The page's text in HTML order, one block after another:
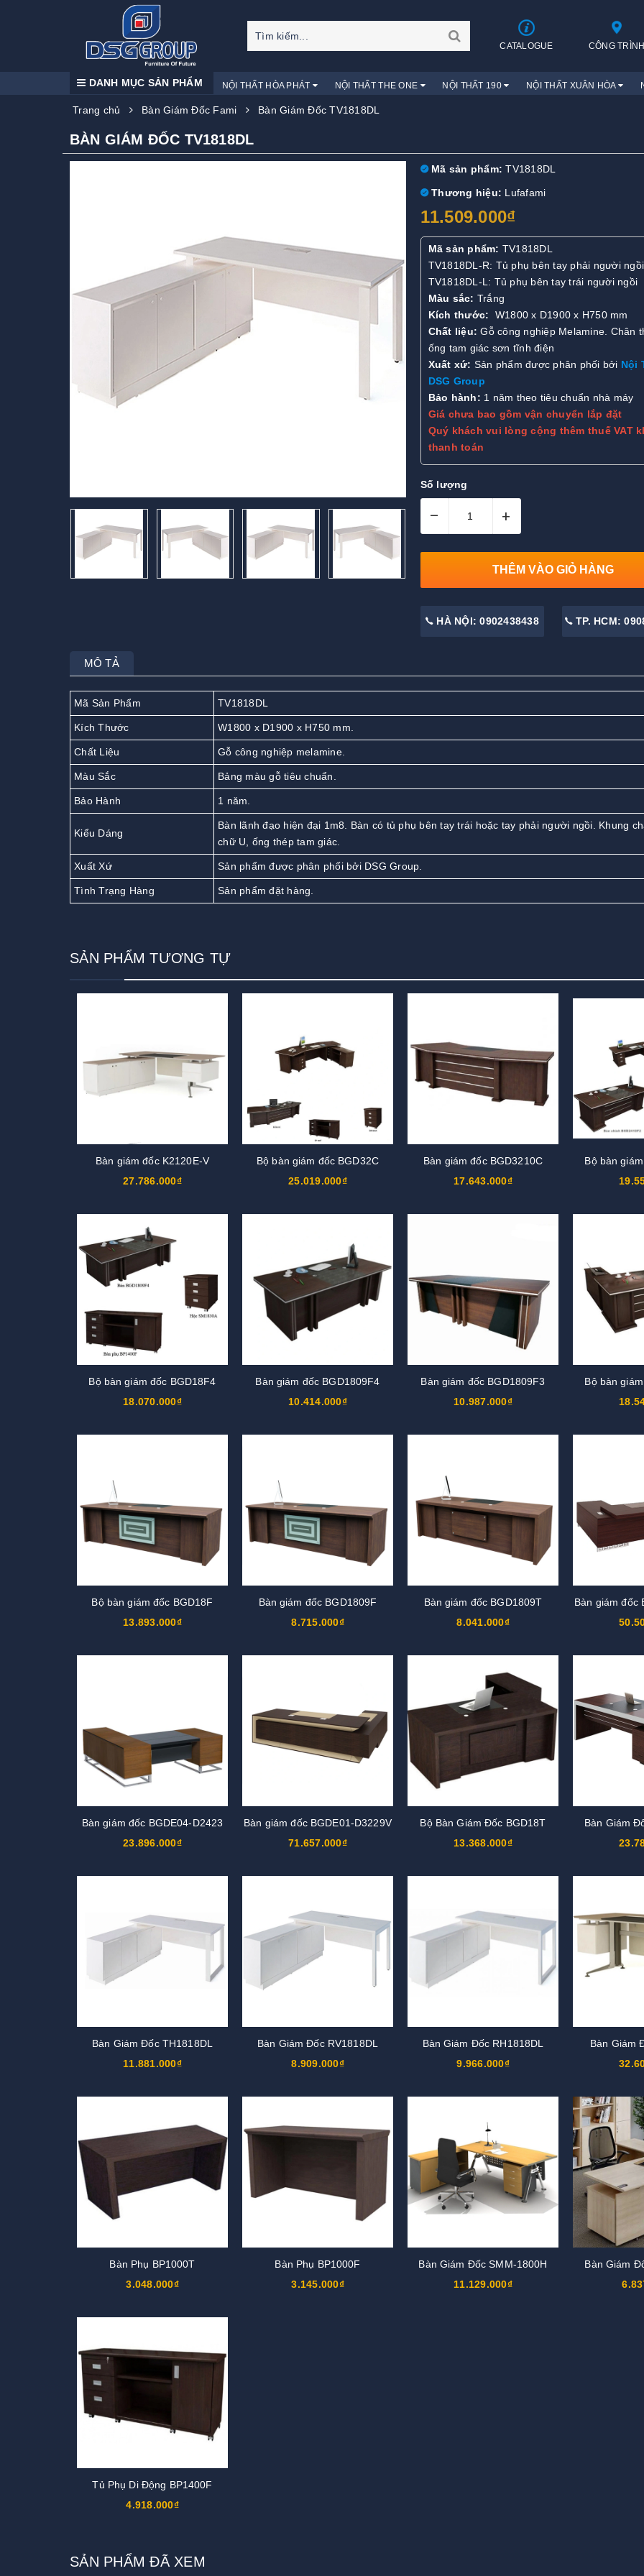
CATALOGUE CÔNG
DANH MỤC SẢN PHẨM NỘI THẤT HÒA PHÁT NỘI THẤT THE ONE NỘI THẤT 190 NỘI THẤT XUÂN HÒA
Trang chủ Bàn Giám Đốc Fami Bàn Giám Đốc TV1818DL
BÀN GIÁM ĐỐC TV1818DL
Mã sản phẩm: TV1818DL
Thương hiệu: Lufafami
11.509.000₫
Mã sản phẩm: TV1818DL
TV1818DL-R: Tủ phụ bên tay phải người ngồi
TV1818DL-L: Tủ phụ bên tay trái người ngồi
Màu sắc: Trắng
Kích thước: W1800 x D1900 x H750 mm
Chất liệu: Gỗ công nghiệp Melamine. Chân
ống tam giác sơn tĩnh điện
Xuất xứ: Sản phẩm được phân phối bởi Nội
DSG Group
Bảo hành: 1 năm theo tiêu chuẩn nhà máy
Giá chưa bao gồm vận chuyển lắp đặt
Quý khách vui lòng cộng thêm thuế VAT
thanh toán
Số lượng
– +
THÊM VÀO GIỎ HÀNG
HÀ NỘI: 0902438438 TP. HCM:
MÔ TẢ
Mã Sản Phẩm TV1818DL
Kích Thước W1800 x D1900 x H750 mm.
Chất Liệu Gỗ công nghiệp melamine.
Màu Sắc Bảng màu gỗ tiêu chuẩn.
Bảo Hành 1 năm.
Kiểu Dáng
Bàn lãnh đạo hiện đại 1m8. Bàn có tủ phụ bên tay trái hoặc tay phải người ngồi. Khung
chữ U, ống thép tam giác.
Xuất Xứ Sản phẩm được phân phối bởi DSG Group.
Tình Trạng Hàng Sản phẩm đặt hàng.
SẢN PHẨM TƯƠNG TỰ
Bàn giám đốc K2120E-V
27.786.000₫
Bộ bàn giám đốc BGD32C
25.019.000₫
Bàn giám đốc BGD3210C
17.643.000₫
Bộ bàn
Bộ bàn giám đốc BGD18F4
18.070.000₫
Bàn giám đốc BGD1809F4
10.414.000₫
Bàn giám đốc BGD1809F3
10.987.000₫
Bộ bàn
Bộ bàn giám đốc BGD18F
13.893.000₫
Bàn giám đốc BGD1809F
8.715.000₫
Bàn giám đốc BGD1809T
8.041.000₫
Bàn giám đốc
Bàn giám đốc BGDE04-D2423
23.896.000₫
Bàn giám đốc BGDE01-D3229V
71.657.000₫
Bộ Bàn Giám Đốc BGD18T
13.368.000₫
Bàn Giám
Bàn Giám Đốc TH1818DL
11.881.000₫
Bàn Giám Đốc RV1818DL
8.909.000₫
Bàn Giám Đốc RH1818DL
9.966.000₫
Bàn Giám
Bàn Phụ BP1000T
3.048.000₫
Bàn Phụ BP1000F
3.145.000₫
Bàn Giám Đốc SMM-1800H
11.129.000₫
Bàn Giám
Tủ Phụ Di Động BP1400F
4.918.000₫
SẢN PHẨM ĐÃ XEM